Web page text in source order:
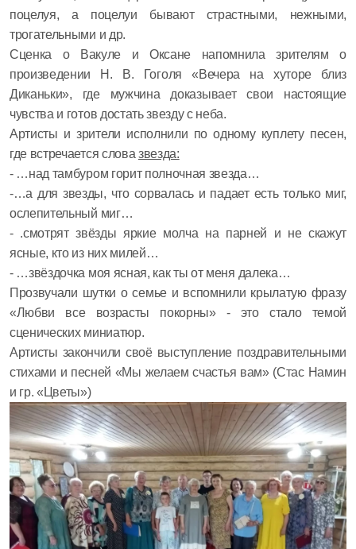
поцелуя, а поцелуи бывают страстными, нежными,
трогательными и др.
Сценка о Вакуле и Оксане напомнила зрителям о
произведении Н. В. Гоголя «Вечера на хуторе близ
Диканьки», где мужчина доказывает свои настоящие
чувства и готов достать звезду с неба.
Артисты и зрители исполнили по одному куплету песен,
где встречается слова звезда:
- …над тамбуром горит полночная звезда…
-…а для звезды, что сорвалась и падает есть только миг,
ослепительный миг…
- .смотрят звёзды яркие молча на парней и не скажут
ясные, кто из них милей…
- …звёздочка моя ясная, как ты от меня далека…
Прозвучали шутки о семье и вспомнили крылатую фразу
«Любви все возрасты покорны» - это стало темой
сценических миниатюр.
Артисты закончили своё выступление поздравительными
стихами и песней «Мы желаем счастья вам» (Стас Намин
и гр. «Цветы»)